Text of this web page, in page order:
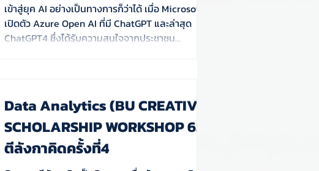
เข้าสู่ยุค AI อย่างเป็นทางการก็ว่าได้ เมื่อ Microsoft
เปิดตัว Azure Open AI ที่มี ChatGPT และล่าสุด
ChatGPT4 ซึ่งได้รับความสนใจจากประชาชน...
Data Analytics (BU CREATIVE
SCHOLARSHIP WORKSHOP 63):
ตีลังกาคิดครั้งที่4